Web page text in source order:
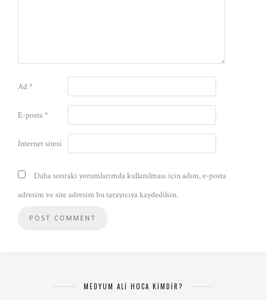
Ad*
E-posta*
İnternet sitesi
Daha sonraki yorumlarımda kullanılması için adım, e-posta
adresim ve site adresim bu tarayıcıya kaydedilsin.
MEDYUM ALİ HOCA KİMDİR?